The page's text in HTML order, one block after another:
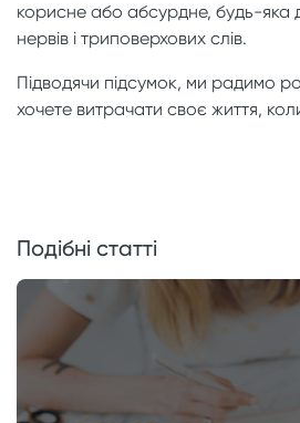
корисне або абсурдне, будь-яка
нервів і триповерхових слів.
Підводячи підсумок, ми радимо
хочете витрачати своє життя,
Подібні статті